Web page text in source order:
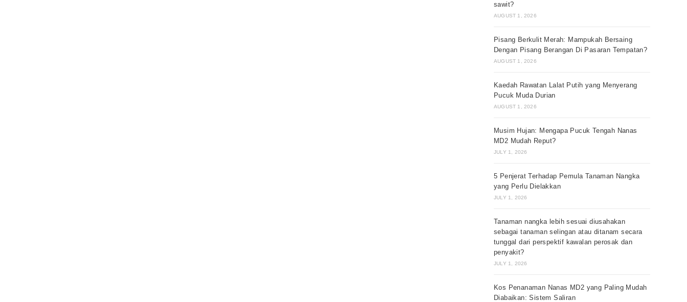
sawit?
AUGUST 1, 2026
Pisang Berkulit Merah: Mampukah Bersaing
Dengan Pisang Berangan Di Pasaran Tempatan?
AUGUST 1, 2026
Kaedah Rawatan Lalat Putih yang Menyerang
Pucuk Muda Durian
AUGUST 1, 2026
Musim Hujan: Mengapa Pucuk Tengah Nanas
MD2 Mudah Reput?
JULY 1, 2026
5 Penjerat Terhadap Pemula Tanaman Nangka
yang Perlu Dielakkan
JULY 1, 2026
Tanaman nangka lebih sesuai diusahakan
sebagai tanaman selingan atau ditanam secara
tunggal dari perspektif kawalan perosak dan
penyakit?
JULY 1, 2026
Kos Penanaman Nanas MD2 yang Paling Mudah
Diabaikan: Sistem Saliran